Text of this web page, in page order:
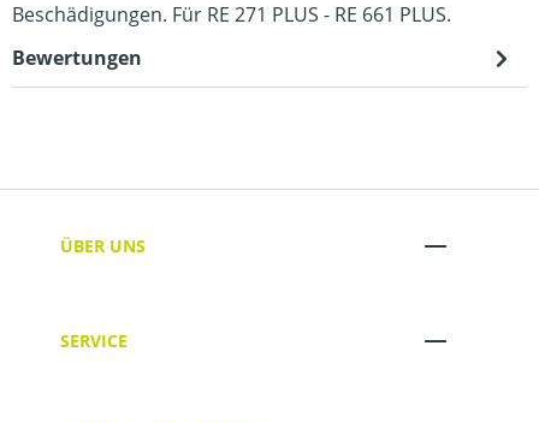
Beschädigungen. Für RE 271 PLUS - RE 661 PLUS.
Bewertungen
ÜBER UNS
SERVICE